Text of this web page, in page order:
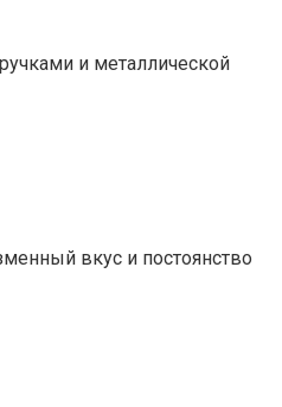
и металлической
вкус и постоянство